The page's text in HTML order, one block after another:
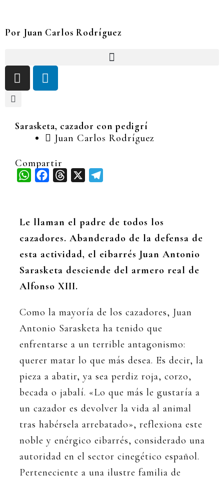
Por Juan Carlos Rodríguez
I
n
a
g
a
m
L
i
e
d
i
n
Sarasketa, cazador con pedigrí
Juan Carlos Rodríguez
Compartir
WhatsAppFacebookThreads
Le llaman el padre de todos los
cazadores. Abanderado de la defensa de
esta actividad, el eibarrés Juan Antonio
Sarasketa desciende del armero real de
Alfonso XIII.
Como la mayoría de los cazadores, Juan
Antonio Sarasketa ha tenido que
enfrentarse a un terrible antagonismo:
querer matar lo que más desea. Es decir, la
pieza a abatir, ya sea perdiz roja, corzo,
becada o jabalí. «Lo que más le gustaría a
un cazador es devolver la vida al animal
tras habérsela arrebatado», reflexiona este
noble y enérgico eibarrés, considerado una
autoridad en el sector cinegético español.
Perteneciente a una ilustre familia de